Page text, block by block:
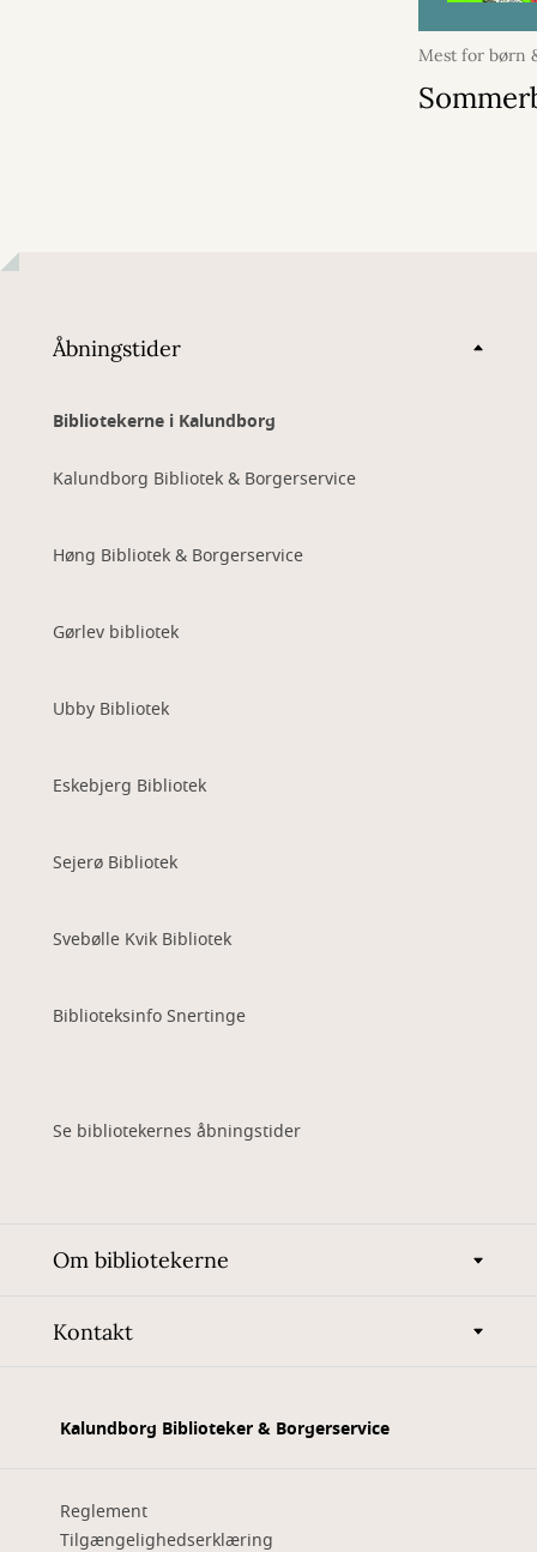
Mest for børn
april 2026
Åbningstider
Bibliotekerne i Kalundborg
Kalundborg Bibliotek & Borgerservice
Høng Bibliotek & Borgerservice
Gørlev bibliotek
Ubby Bibliotek
Eskebjerg Bibliotek
Sejerø Bibliotek
Svebølle Kvik Bibliotek
Biblioteksinfo Snertinge
Se bibliotekernes åbningstider
Om bibliotekerne
Kontakt
Kalundborg Biblioteker & Borgerservice
Reglement
Tilgængelighedserklæring